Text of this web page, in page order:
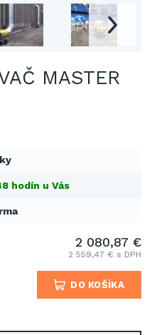
MASTER
hodín u Vás
2 080,87 €
2 559,47 € s DPH
DO KOŠÍKA